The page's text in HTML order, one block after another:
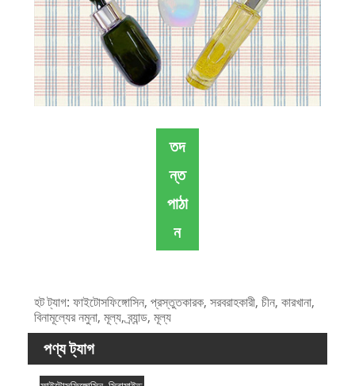
তদ
ন্ত
পাঠা
ন
হট ট্যাগ: ফাইটোসফিঙ্গোসিন, প্রস্তুতকারক, সরবরাহকারী, চীন, কারখানা,
বিনামূল্যের নমুনা, মূল্য, ব্র্যান্ড, মূল্য
পণ্য ট্যাগ